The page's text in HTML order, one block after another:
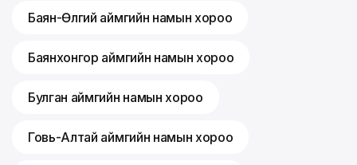
Баян-Өлгий аймгийн намын хороо
Баянхонгор аймгийн намын хороо
Булган аймгийн намын хороо
Говь-Алтай аймгийн намын хороо